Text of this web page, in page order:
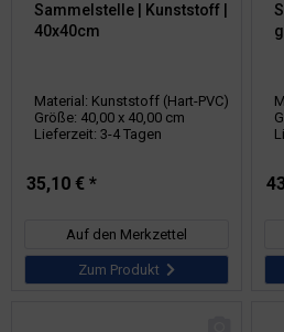
Sammelstelle | Kunststoff |
40x40cm
Material: Kunststoff (Hart-PVC)
Größe: 40,00 x 40,00 cm
Lieferzeit: 3-4 Tagen
35,10 € *
Auf den Merkzettel
Zum Produkt